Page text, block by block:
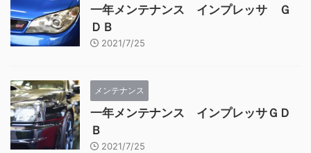
一年メンテナンス インプレッサ Ｇ
ＤＢ
2021/7/25
メンテナンス
一年メンテナンス インプレッサＧＤ
Ｂ
2021/7/25